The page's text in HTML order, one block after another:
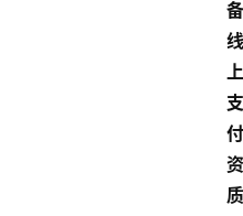
备
线
上
支
付
资
质